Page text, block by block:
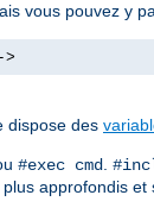
vous pouvez y
dispose des
#exec cmd.
approfondis